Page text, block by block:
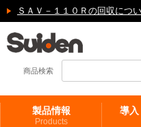
ＳＡＶ－１１０Ｒの回収につ
商品検索
製品情報
Products
導入